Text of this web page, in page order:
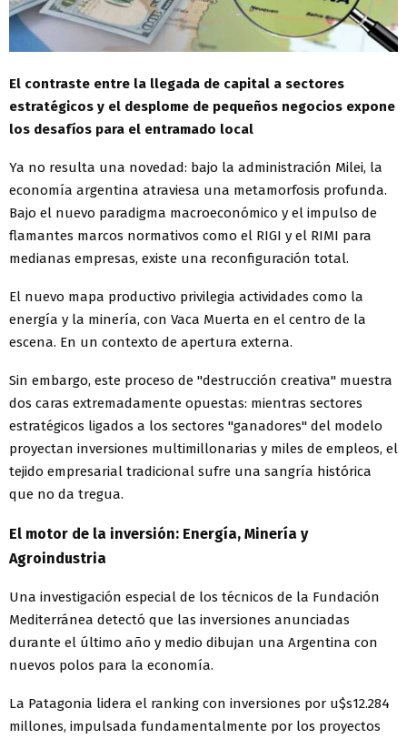
El contraste entre la llegada de capital a sectores
estratégicos y el desplome de pequeños negocios expone
los desafíos para el entramado local
Ya no resulta una novedad: bajo la administración Milei, la
economía argentina atraviesa una metamorfosis profunda.
Bajo el nuevo paradigma macroeconómico y el impulso de
flamantes marcos normativos como el RIGI y el RIMI para
medianas empresas, existe una reconfiguración total.
El nuevo mapa productivo privilegia actividades como la
energía y la minería, con Vaca Muerta en el centro de la
escena. En un contexto de apertura externa.
Sin embargo, este proceso de "destrucción creativa" muestra
dos caras extremadamente opuestas: mientras sectores
estratégicos ligados a los sectores "ganadores" del modelo
proyectan inversiones multimillonarias y miles de empleos, el
tejido empresarial tradicional sufre una sangría histórica
que no da tregua.
El motor de la inversión: Energía, Minería y
Agroindustria
Una investigación especial de los técnicos de la Fundación
Mediterránea detectó que las inversiones anunciadas
durante el último año y medio dibujan una Argentina con
nuevos polos para la economía.
La Patagonia lidera el ranking con inversiones por u$s12.284
millones, impulsada fundamentalmente por los proyectos